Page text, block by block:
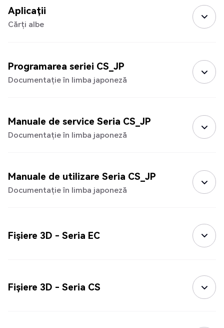
Aplicații
Cărți albe
Programarea seriei CS_JP
Documentație în limba japoneză
Manuale de service Seria CS_JP
Documentație în limba japoneză
Manuale de utilizare Seria CS_JP
Documentație în limba japoneză
Fișiere 3D - Seria EC
Fișiere 3D - Seria CS